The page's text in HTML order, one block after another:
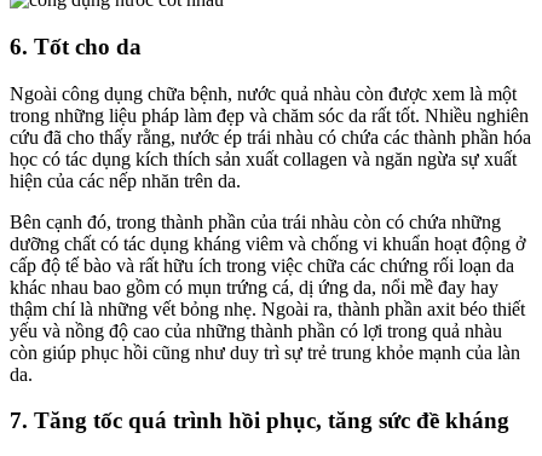
6. Tốt cho da
Ngoài công dụng chữa bệnh, nước quả nhàu còn được xem là một
trong những liệu pháp làm đẹp và chăm sóc da rất tốt. Nhiều nghiên
cứu đã cho thấy rằng, nước ép trái nhàu có chứa các thành phần hóa
học có tác dụng kích thích sản xuất collagen và ngăn ngừa sự xuất
hiện của các nếp nhăn trên da.
Bên cạnh đó, trong thành phần của trái nhàu còn có chứa những
dưỡng chất có tác dụng kháng viêm và chống vi khuẩn hoạt động ở
cấp độ tế bào và rất hữu ích trong việc chữa các chứng rối loạn da
khác nhau bao gồm có mụn trứng cá, dị ứng da, nổi mề đay hay
thậm chí là những vết bỏng nhẹ. Ngoài ra, thành phần axit béo thiết
yếu và nồng độ cao của những thành phần có lợi trong quả nhàu
còn giúp phục hồi cũng như duy trì sự trẻ trung khỏe mạnh của làn
da.
7. Tăng tốc quá trình hồi phục, tăng sức đề kháng